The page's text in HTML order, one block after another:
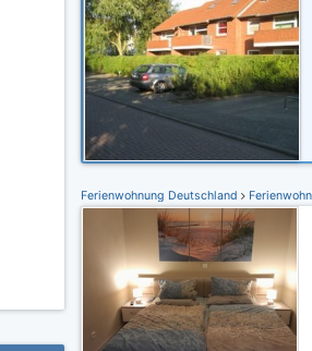
Ferienwohnung Deutschland